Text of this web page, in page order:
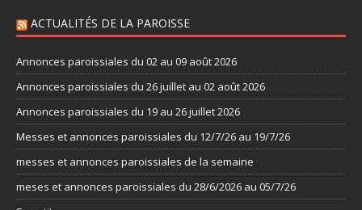
ACTUALITÉS DE LA PAROISSE
Annonces paroissiales du 02 au 09 août 2026
Annonces paroissiales du 26 juillet au 02 août 2026
Annonces paroissiales du 19 au 26 juillet 2026
Messes et annonces paroissiales du 12/7/26 au 19/7/26
messes et annonces paroissiales de la semaine
meses et annonces paroissiales du 28/6/2026 au 05/7/26